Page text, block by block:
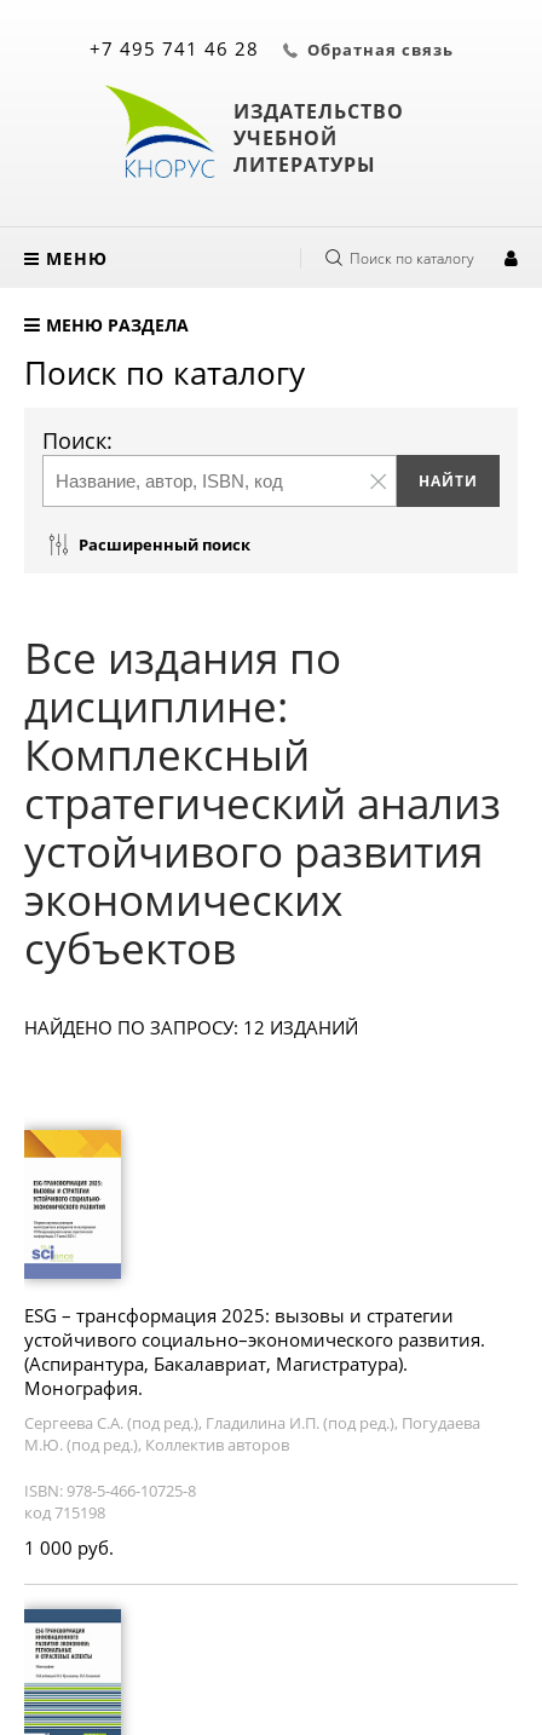
ИЗДАТЕЛЬСТВО
УЧЕБНОЙ
ЛИТЕРАТУРЫ
+7 495 741 46 28 Обратная связь
МЕНЮ Поиск по каталогу
МЕНЮ РАЗДЕЛА
Поиск по каталогу
Поиск:
Расширенный поиск
Все издания по
дисциплине:
Комплексный
стратегический анализ
устойчивого развития
экономических
субъектов
НАЙДЕНО ПО ЗАПРОСУ: 12 ИЗДАНИЙ
ESG – трансформация 2025: вызовы и стратегии
устойчивого социально–экономического развития.
(Аспирантура, Бакалавриат, Магистратура).
Монография.
Сергеева С.А. (под ред.), Гладилина И.П. (под ред.), Погудаева
М.Ю. (под ред.), Коллектив авторов
ISBN: 978-5-466-10725-8
код 715198
1 000 руб.